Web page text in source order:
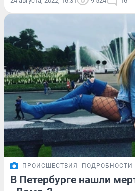
ПРОИСШЕСТВИЯ ПОДРОБНОСТИ
В Петербурге нашли